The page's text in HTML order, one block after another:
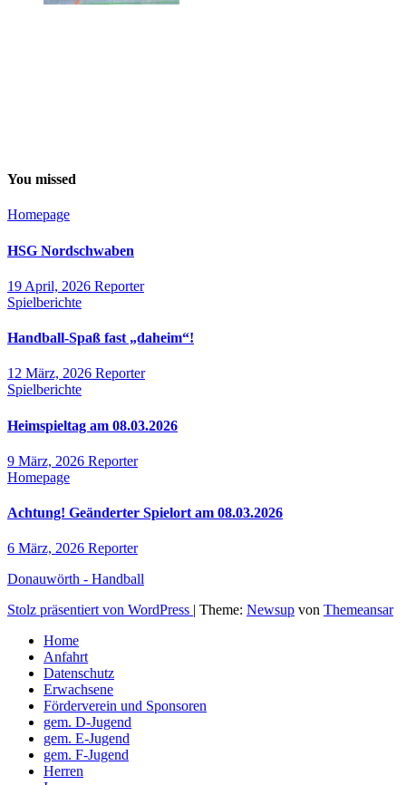
You missed
Homepage
HSG Nordschwaben
19 April, 2026 Reporter
Spielberichte
Handball-Spaß fast „daheim“!
12 März, 2026 Reporter
Spielberichte
Heimspieltag am 08.03.2026
9 März, 2026 Reporter
Homepage
Achtung! Geänderter Spielort am 08.03.2026
6 März, 2026 Reporter
Donauwörth - Handball
Stolz präsentiert von WordPress | Theme: Newsup von Themeansar
Home
Anfahrt
Datenschutz
Erwachsene
Förderverein und Sponsoren
gem. D-Jugend
gem. E-Jugend
gem. F-Jugend
Herren